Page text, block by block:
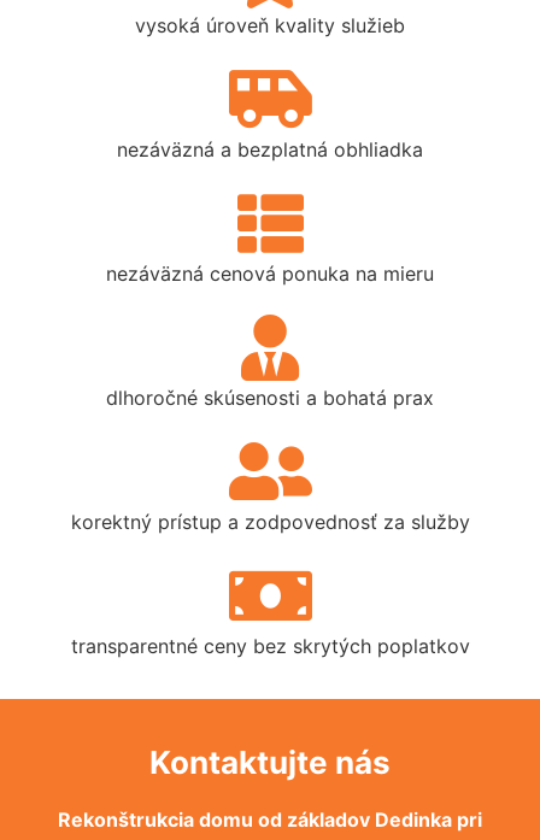
vysoká úroveň kvality služieb
nezáväzná a bezplatná obhliadka
nezáväzná cenová ponuka na mieru
dlhoročné skúsenosti a bohatá prax
korektný prístup a zodpovednosť za služby
transparentné ceny bez skrytých poplatkov
Kontaktujte nás
Rekonštrukcia domu od základov Dedinka pri